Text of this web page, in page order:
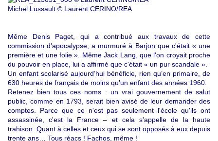
Michel Lussault © Laurent CERINO/REA
Même Denis Paget, qui a contribué aux travaux de cette
commission d'apocalypse, a murmuré à Barjon que c'était « une
première et une folie ». Même Jack Lang, que l'on croyait proche
du pouvoir en place, lui a affirmé que c'était « un pur scandale ».
Un enfant scolarisé aujourd’hui bénéficie, rien qu’en primaire, de
630 heures de français de moins qu’un enfant des années 1960.
Retenez bien tous ces noms : un vrai gouvernement de salut
public, comme en 1793, serait bien avisé de leur demander des
comptes. Parce que ce n'est pas seulement l'école qu'ils ont
assassinée, c'est la France – et cela s'appelle de la haute
trahison. Quant à celles et ceux qui se sont opposés à eux depuis
trente ans… Tous réacs ! Fachos, même !